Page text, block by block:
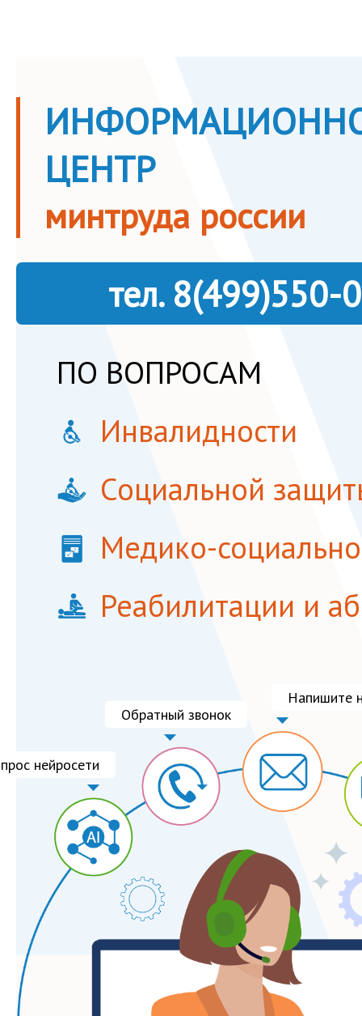
ЦЕНТР
минтруда россии
тел. 8(499)550-
ПО ВОПРОСАМ
Инвалидности
Социальной
Медико-
Реабилитации и
нейросети
Обратный звонок
Напишите